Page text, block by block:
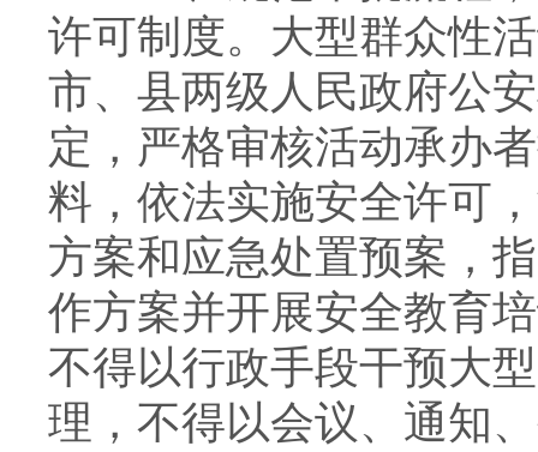
许可制度。大型群众性
市、县两级人民政府公
定，严格审核活动承办
料，依法实施安全许可
方案和应急处置预案，
作方案并开展安全教育
不得以行政手段干预大
理，不得以会议、通知